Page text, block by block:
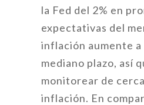
la Fed del 2% en
expectativas del
inflación aumente a
mediano plazo, así
monitorear de
inflación. En